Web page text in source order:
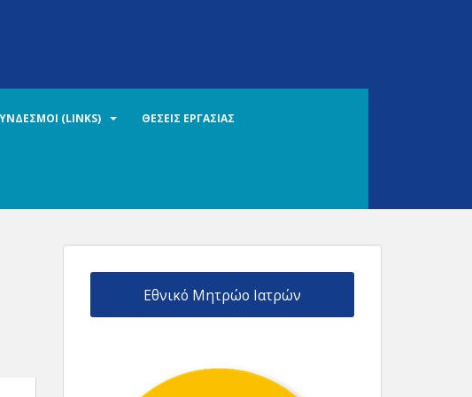
(LINKS) ΘΕΣΕΙΣ ΕΡΓΑΣΙΑΣ
Εθνικό Μητρώο Ιατρών